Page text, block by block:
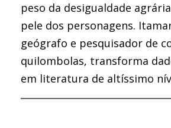
peso da desigualdade
pele dos personagens.
geógrafo e pesquisador de
quilombolas, transforma
em literatura de altíssimo